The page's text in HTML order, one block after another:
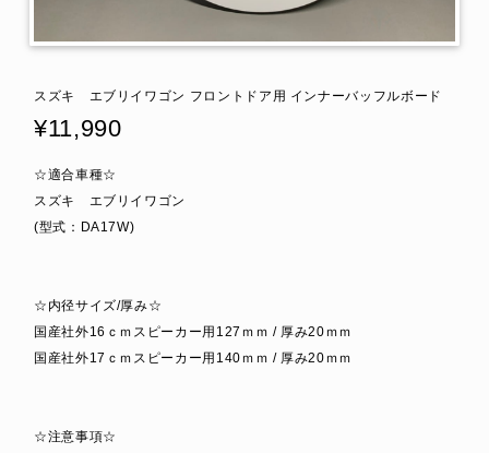
スズキ エブリイワゴン フロントドア用 インナーバッフルボード
¥11,990
☆適合車種☆
スズキ エブリイワゴン
(型式：DA17W)
☆内径サイズ/厚み☆
国産社外16ｃｍスピーカー用127ｍｍ / 厚み20ｍｍ
国産社外17ｃｍスピーカー用140ｍｍ / 厚み20ｍｍ
☆注意事項☆